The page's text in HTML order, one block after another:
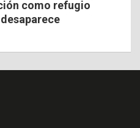
como refugio